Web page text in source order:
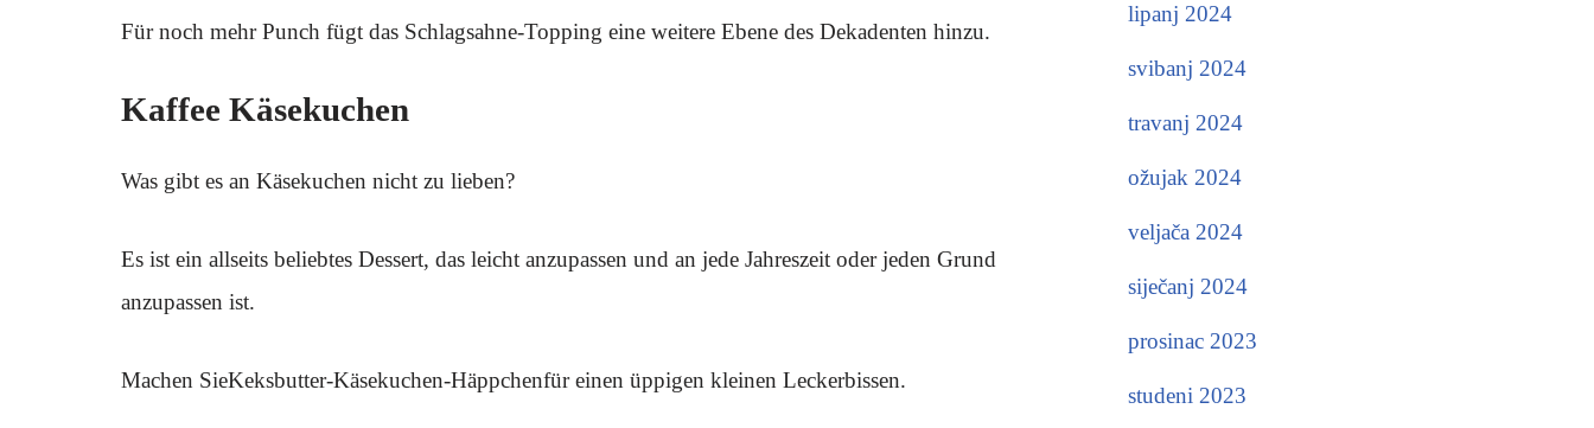
Für noch mehr Punch fügt das Schlagsahne-Topping eine weitere Ebene des Dekadenten hinzu.
Kaffee Käsekuchen
Was gibt es an Käsekuchen nicht zu lieben?
Es ist ein allseits beliebtes Dessert, das leicht anzupassen und an jede Jahreszeit oder jeden Grund
anzupassen ist.
Machen SieKeksbutter-Käsekuchen-Häppchenfür einen üppigen kleinen Leckerbissen.
lipanj 2024
svibanj 2024
travanj 2024
ožujak 2024
veljača 2024
siječanj 2024
prosinac 2023
studeni 2023